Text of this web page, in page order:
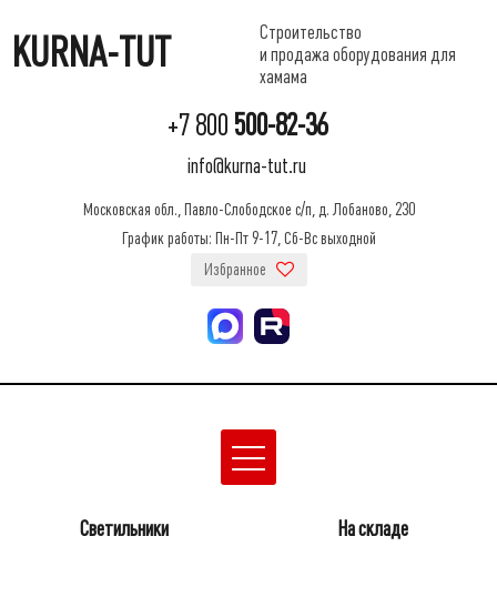
KURNA-TUT
Строительство
и продажа оборудования для
хамама
+7 800 500-82-36
info@kurna-tut.ru
Московская обл., Павло-Слободское с/п, д. Лобаново, 230
График работы: Пн-Пт 9-17, Сб-Вс выходной
Избранное
Светильники На складе